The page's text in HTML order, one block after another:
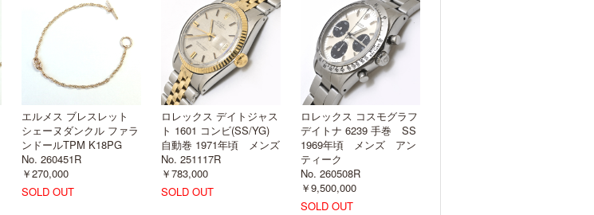
エルメス ブレスレット
シェーヌダンクル ファラ
ンドールTPM K18PG
No. 260451R
￥270,000
SOLD OUT
ロレックス デイトジャス
ト 1601 コンビ(SS/YG)
自動巻 1971年頃 メンズ
No. 251117R
￥783,000
SOLD OUT
ロレックス コスモグラフ
デイトナ 6239 手巻 SS
1969年頃 メンズ アン
ティーク
No. 260508R
￥9,500,000
SOLD OUT